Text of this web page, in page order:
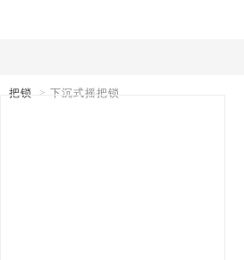
把锁 > 下沉式摇把锁